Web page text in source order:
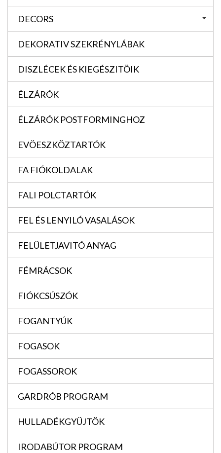
DECORS
DEKORATIV SZEKRÉNYLÁBAK
DISZLÉCEK ÉS KIEGÉSZITÖIK
ÉLZÁRÓK
ÉLZÁRÓK POSTFORMINGHOZ
EVÖESZKÖZTARTÓK
FA FIÓKOLDALAK
FALI POLCTARTÓK
FEL ÉS LENYILÓ VASALÁSOK
FELÜLETJAVITÓ ANYAG
FÉMRÁCSOK
FIÓKCSÚSZÓK
FOGANTYÚK
FOGASOK
FOGASSOROK
GARDRÓB PROGRAM
HULLADÉKGYÜJTÖK
IRODABÚTOR PROGRAM